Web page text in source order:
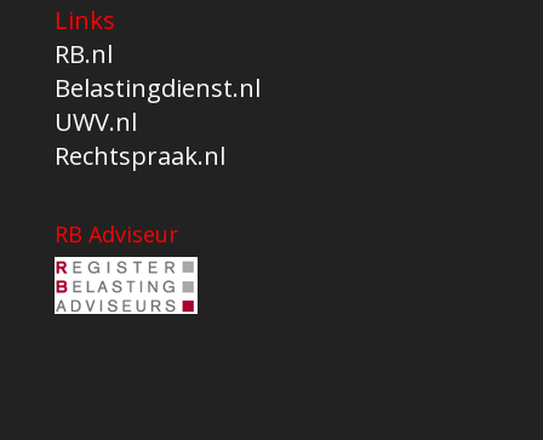
Links
RB.nl
Belastingdienst.nl
UWV.nl
Rechtspraak.nl
RB Adviseur